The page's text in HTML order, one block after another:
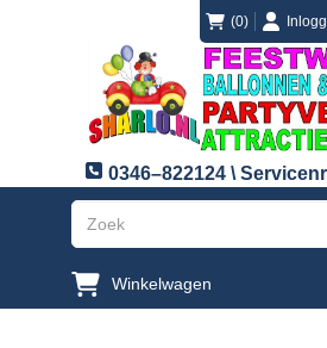
(0) login
0346–822124 \
Winkelwagen